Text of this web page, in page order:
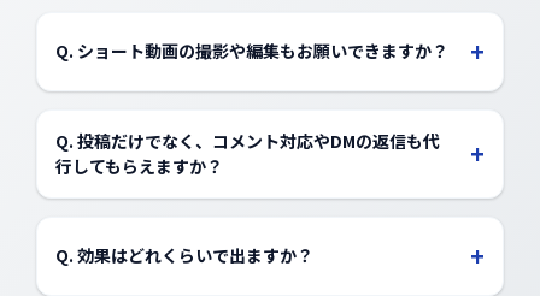
す。
Q. ショート動画の撮影や編集もお願いできますか？ +
があり、実写・ナレーション・テキストアニメーション
まで幅広く対応可能です。撮影素材が用意できない場合
は、代替案もご用意します。
Q. 投稿だけでなく、コメント対応やDMの返信も代
行してもらえますか？
+
がけます。
Q. 効果はどれくらいで出ますか？ +